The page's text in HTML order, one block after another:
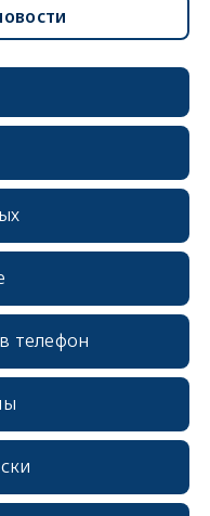
телефон
erid: 2SDnjcrDNw6